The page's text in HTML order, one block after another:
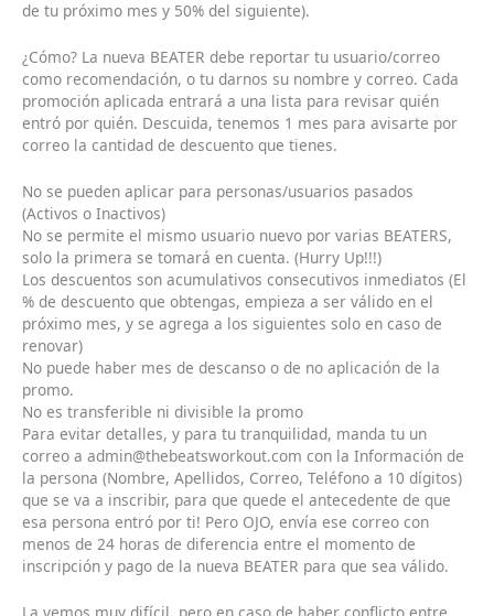
de tu próximo mes y 50% del siguiente).
¿Cómo? La nueva BEATER debe reportar tu usuario/correo
como recomendación, o tu darnos su nombre y correo. Cada
promoción aplicada entrará a una lista para revisar quién
entró por quién. Descuida, tenemos 1 mes para avisarte por
correo la cantidad de descuento que tienes.
No se pueden aplicar para personas/usuarios pasados
(Activos o Inactivos)
No se permite el mismo usuario nuevo por varias BEATERS,
solo la primera se tomará en cuenta. (Hurry Up!!!)
Los descuentos son acumulativos consecutivos inmediatos (El
% de descuento que obtengas, empieza a ser válido en el
próximo mes, y se agrega a los siguientes solo en caso de
renovar)
No puede haber mes de descanso o de no aplicación de la
promo.
No es transferible ni divisible la promo
Para evitar detalles, y para tu tranquilidad, manda tu un
correo a admin@thebeatsworkout.com con la Información de
la persona (Nombre, Apellidos, Correo, Teléfono a 10 dígitos)
que se va a inscribir, para que quede el antecedente de que
esa persona entró por ti! Pero OJO, envía ese correo con
menos de 24 horas de diferencia entre el momento de
inscripción y pago de la nueva BEATER para que sea válido.